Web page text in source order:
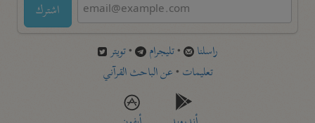
اشترك
راسلنا •تليجرام •تويتر
تعليمات •عن الباحث القرآني